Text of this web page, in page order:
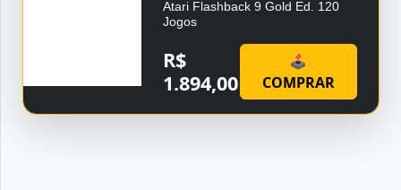
Atari Flashback 9 Gold Ed. 120
Jogos
R$
1.894,00
🕹
COMPRAR